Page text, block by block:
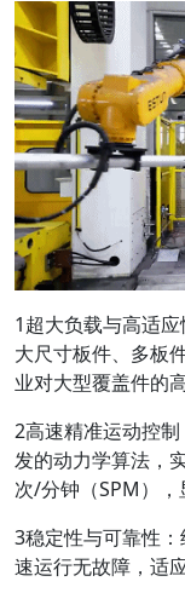
1超大负载与高适
大尺寸板件、多板
业对大型覆盖件的
2高速精准运动控
发的动力学算法，
次/分钟（SPM），
3稳定性与可靠性
速运行无故障，适